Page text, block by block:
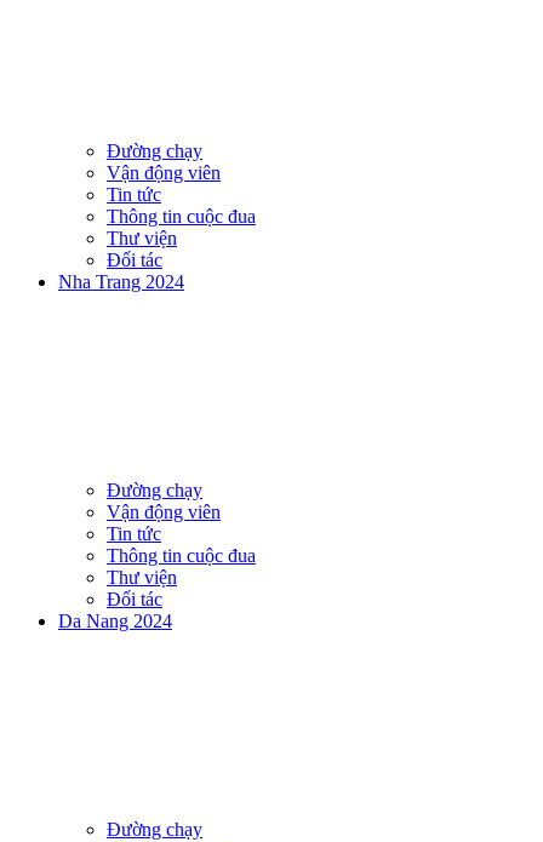
Đường chạy
Vận động viên
Tin tức
Thông tin cuộc đua
Thư viện
Đối tác
Nha Trang 2024
Đường chạy
Vận động viên
Tin tức
Thông tin cuộc đua
Thư viện
Đối tác
Da Nang 2024
Đường chạy